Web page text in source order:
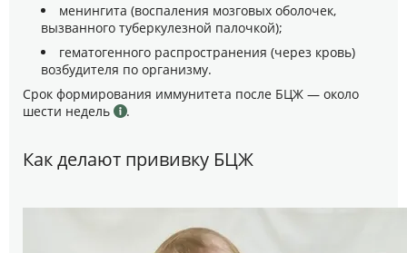
менингита (воспаления мозговых оболочек,
вызванного туберкулезной палочкой);
гематогенного распространения (через кровь)
возбудителя по организму.
Срок формирования иммунитета после БЦЖ — около
шести недель
.
Как делают прививку БЦЖ